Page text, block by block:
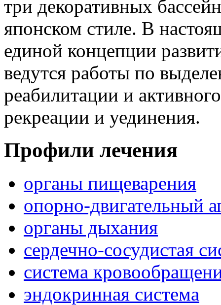
три декоративных
японском стиле. В
единой концепции
ведутся работы по
реабилитации и
рекреации и уединения.
Профили лечения
органы пищеварения
опорно-двигательный
органы дыхания
сердечно-сосудистая
система
эндокринная система